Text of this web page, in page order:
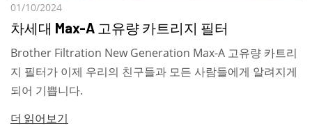
01/10/2024
차세대 Max-A 고유량 카트리지 필터
Brother Filtration New Generation Max-A 고유량 카트리
지 필터가 이제 우리의 친구들과 모든 사람들에게 알려지게
되어 기쁩니다.
더 읽어보기